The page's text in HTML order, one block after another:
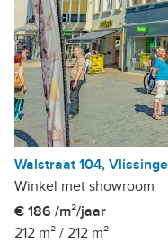
Walstraat 104,
Winkel met showroom
€ 186 /m²/jaar
212 m² / 212 m²